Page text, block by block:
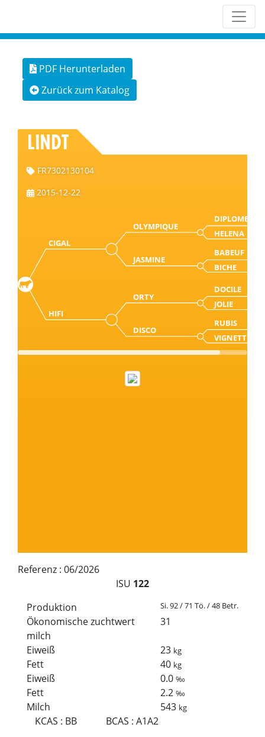
PDF Herunterladen
Zurück zum Katalog
LINDT
FR7302130104
2015-12-22
CIGAL
OLYMPIQUE
DIPLOME
HELENA
JASMINE
BABEUF
BICHE
HIFI
ORTY
DOCILE
JOLIE
DISCO
RUBIS
VIGNETTE
Referenz : 06/2026
ISU 122
Produktion
Si. 92 / 71 Tö. / 48 Betr.
Ökonomische zuchtwert
milch
31
Eiweiß 23 kg
Fett 40 kg
Eiweiß 0.0‰
Fett 2.2‰
Milch 543 kg
KCAS : BB BCAS :A1A2